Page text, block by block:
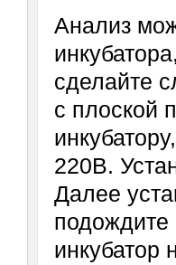
Анализ
сделайте
с плоской
220В.
Далее
подождите
инкубатор